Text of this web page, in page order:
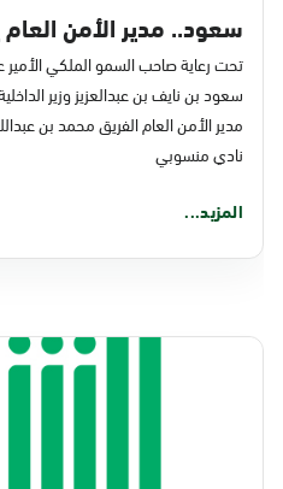
سعود.. مدير الأمن
من خدمات الأمن العام
أبشر
تحت رعاية صاحب السمو الملكي الأمير
سعود بن نايف بن عبدالعزيز وزير
مدير الأمن العام الفريق محمد بن
نادي منسوبي
المزيد...